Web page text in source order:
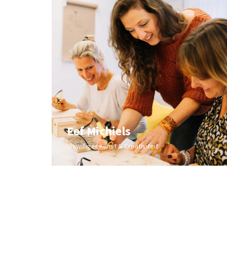
Eef Michiels
Vrijwilliger Kunst & Creativiteit